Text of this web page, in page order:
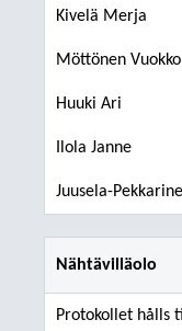
Kivelä Merja
Möttönen Vuokko
Huuki Ari
Ilola Janne
Juusela-
Nähtävilläolo
Protokollet hålls